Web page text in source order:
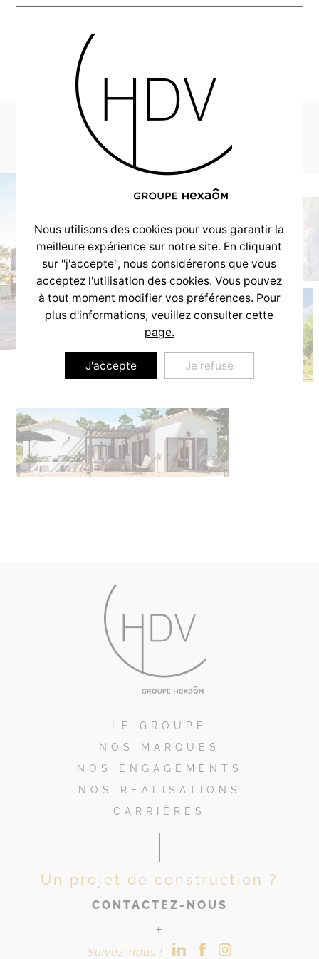
couleur-villas-patio
LE GROUPE
NOS MARQUES
NOS ENGAGEMENTS
NOS RÉALISATIONS
CARRIÈRES
Un projet de construction ?
CONTACTEZ-NOUS
+
Suivez-nous !
Nous utilisons des cookies pour vous garantir la
meilleure expérience sur notre site. En cliquant
sur "j'accepte", nous considérerons que vous
acceptez l'utilisation des cookies. Vous pouvez
à tout moment modifier vos préférences. Pour
plus d'informations, veuillez consultercette
page.
J'accepte Je refuse